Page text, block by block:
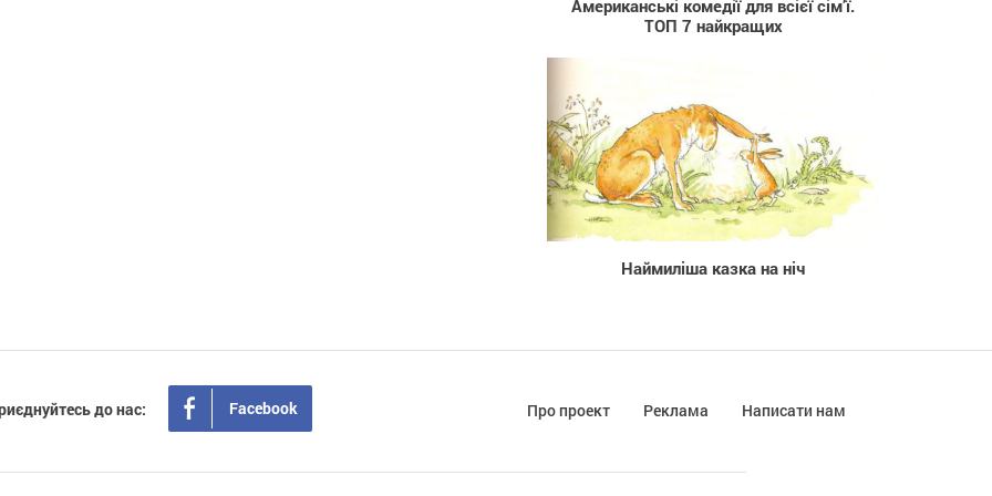
Американські комедії для всієї сім’ї.
ТОП 7 найкращих
18 721
Наймиліша казка на ніч
до нас: Facebook Про проект Реклама Написати нам